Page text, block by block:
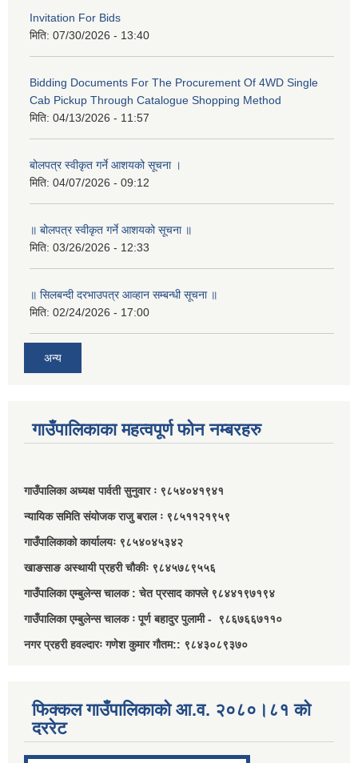
Invitation For Bids
मिति: 07/30/2026 - 13:40
Bidding Documents For The Procurement Of 4WD Single
Cab Pickup Through Catalogue Shopping Method
मिति: 04/13/2026 - 11:57
बोलपत्र स्वीकृत गर्ने आशयको सूचना ।
मिति: 04/07/2026 - 09:12
॥ बोलपत्र स्वीकृत गर्ने आशयको सूचना ॥
मिति: 03/26/2026 - 12:33
॥ सिलबन्दी दरभाउपत्र आव्हान सम्बन्धी सूचना ॥
मिति: 02/24/2026 - 17:00
अन्य
गाउँपालिकाका महत्वपूर्ण फोन नम्बरहरु
गाउँपालिका अध्यक्ष पार्वती सुनुवार ः ९८५४०४१९४१
न्यायिक समिति संयोजक राजु बराल ः ९८५११२१९५९
गाउँपालिकाको कार्यालयः ९८५४०४५३४२
खाङसाङ अस्थायी प्रहरी चौकीः ९८४५७८९५५६
गाउँपालिका एम्बुलेन्स चालक : चेत प्रसाद काफ्ले ९८४४१९७१९४
गाउँपालिका एम्बुलेन्स चालक ः पूर्ण बहादुर पुलामी - ९८६७६६७११०
नगर प्रहरी हवल्दारः गणेश कुमार गौतम:: ९८४३०८९३७०
फिक्कल गाउँपालिकाको आ.व. २०८०।८१ को
दररेट